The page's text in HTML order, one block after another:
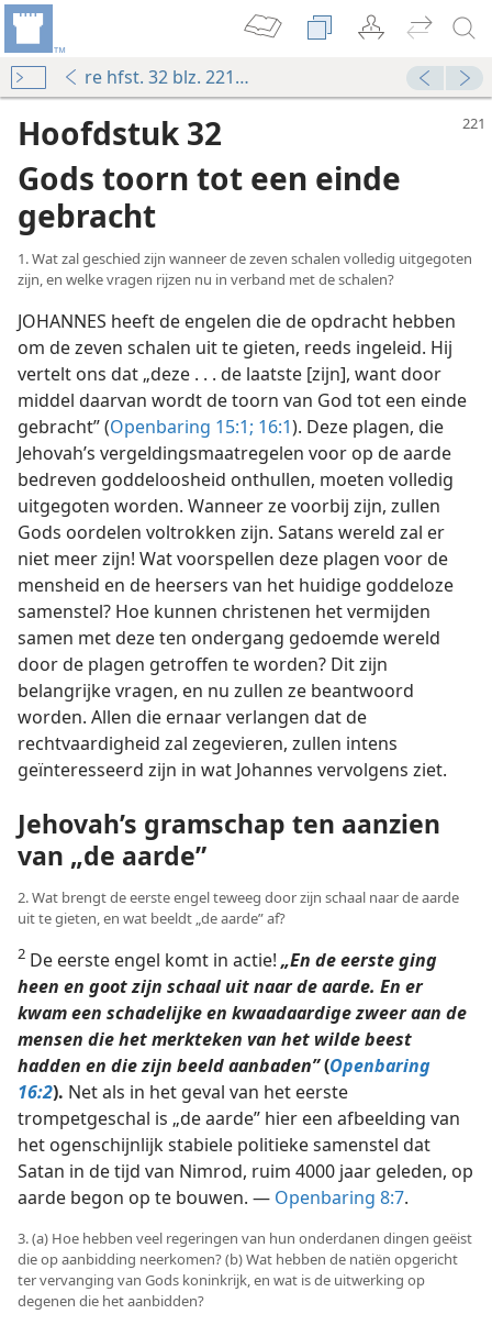
re hfst. 32 blz. 221-234
Hoofdstuk 32
Gods toorn tot een einde
gebracht
1. Wat zal geschied zijn wanneer de zeven schalen volledig uitgegoten
zijn, en welke vragen rijzen nu in verband met de schalen?
JOHANNES heeft de engelen die de opdracht hebben
om de zeven schalen uit te gieten, reeds ingeleid. Hij
vertelt ons dat „deze . . . de laatste [zijn], want door
middel daarvan wordt de toorn van God tot een einde
gebracht” (Openbaring 15:1; 16:1). Deze plagen, die
Jehovah’s vergeldingsmaatregelen voor op de aarde
bedreven goddeloosheid onthullen, moeten volledig
uitgegoten worden. Wanneer ze voorbij zijn, zullen
Gods oordelen voltrokken zijn. Satans wereld zal er
niet meer zijn! Wat voorspellen deze plagen voor de
mensheid en de heersers van het huidige goddeloze
samenstel? Hoe kunnen christenen het vermijden
samen met deze ten ondergang gedoemde wereld
door de plagen getroffen te worden? Dit zijn
belangrijke vragen, en nu zullen ze beantwoord
worden. Allen die ernaar verlangen dat de
rechtvaardigheid zal zegevieren, zullen intens
geïnteresseerd zijn in wat Johannes vervolgens ziet.
Jehovah’s gramschap ten aanzien
van „de aarde”
2. Wat brengt de eerste engel teweeg door zijn schaal naar de aarde
uit te gieten, en wat beeldt „de aarde” af?
2 De eerste engel komt in actie! „En de eerste ging
heen en goot zijn schaal uit naar de aarde. En er
kwam een schadelijke en kwaadaardige zweer aan de
mensen die het merkteken van het wilde beest
hadden en die zijn beeld aanbaden”(Openbaring
16:2). Net als in het geval van het eerste
trompetgeschal is „de aarde” hier een afbeelding van
het ogenschijnlijk stabiele politieke samenstel dat
Satan in de tijd van Nimrod, ruim 4000 jaar geleden, op
aarde begon op te bouwen. — Openbaring 8:7.
3. (a) Hoe hebben veel regeringen van hun onderdanen dingen geëist
die op aanbidding neerkomen? (b) Wat hebben de natiën opgericht
ter vervanging van Gods koninkrijk, en wat is de uitwerking op
degenen die het aanbidden?